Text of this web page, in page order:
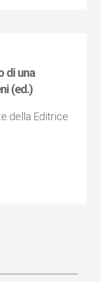
di una
(ed.)
della Editrice